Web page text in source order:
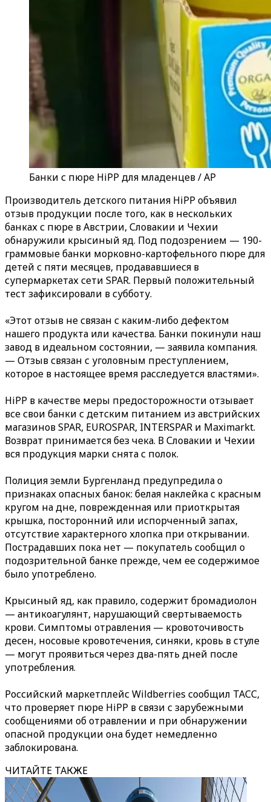
Банки с пюре HiPP для младенцев / AP
Производитель детского питания HiPP объявил
отзыв продукции после того, как в нескольких
банках с пюре в Австрии, Словакии и Чехии
обнаружили крысиный яд. Под подозрением — 190-
граммовые банки морковно-картофельного пюре для
детей с пяти месяцев, продававшиеся в
супермаркетах сети SPAR. Первый положительный
тест зафиксировали в субботу.
«Этот отзыв не связан с каким-либо дефектом
нашего продукта или качества. Банки покинули наш
завод в идеальном состоянии, — заявила компания.
— Отзыв связан с уголовным преступлением,
которое в настоящее время расследуется властями».
HiPP в качестве меры предосторожности отзывает
все свои банки с детским питанием из австрийских
магазинов SPAR, EUROSPAR, INTERSPAR и Maximarkt.
Возврат принимается без чека. В Словакии и Чехии
вся продукция марки снята с полок.
Полиция земли Бургенланд предупредила о
признаках опасных банок: белая наклейка с красным
кругом на дне, поврежденная или приоткрытая
крышка, посторонний или испорченный запах,
отсутствие характерного хлопка при открывании.
Пострадавших пока нет — покупатель сообщил о
подозрительной банке прежде, чем ее содержимое
было употреблено.
Крысиный яд, как правило, содержит бромадиолон
— антикоагулянт, нарушающий свертываемость
крови. Симптомы отравления — кровоточивость
десен, носовые кровотечения, синяки, кровь в стуле
— могут проявиться через два-пять дней после
употребления.
Российский маркетплейс Wildberries сообщил ТАСС,
что проверяет пюре HiPP в связи с зарубежными
сообщениями об отравлении и при обнаружении
опасной продукции она будет немедленно
заблокирована.
ЧИТАЙТЕ ТАКЖЕ